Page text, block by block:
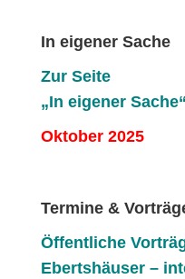
In eigener Sache
Zur Seite
„In eigener Sache“
Oktober 2025
Termine &
Öffentliche V
Ebertshäuser –